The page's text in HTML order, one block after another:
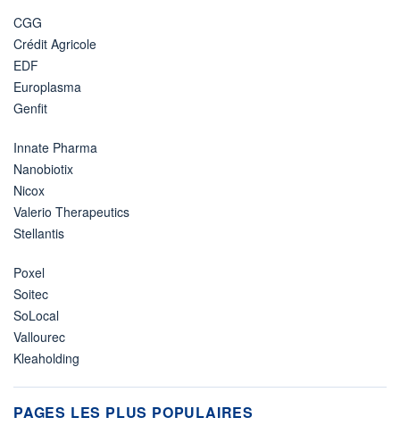
CGG
Crédit Agricole
EDF
Europlasma
Genfit
Innate Pharma
Nanobiotix
Nicox
Valerio Therapeutics
Stellantis
Poxel
Soitec
SoLocal
Vallourec
Kleaholding
PAGES LES PLUS POPULAIRES